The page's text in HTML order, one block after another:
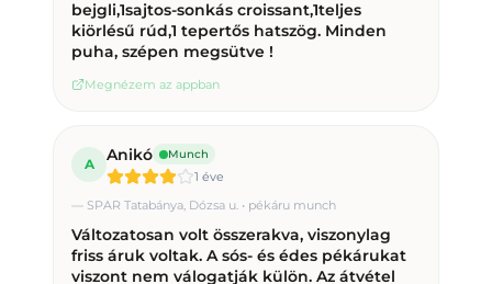
bejgli,1sajtos-sonkás croissant,1teljes
kiörlésű rúd,1 tepertős hatszög. Minden
puha, szépen megsütve !
Megnézem az appban
A Anikó Munch
1 éve
— SPAR Tatabánya, Dózsa u. • pékáru munch
Változatosan volt összerakva, viszonylag
friss áruk voltak. A sós- és édes pékárukat
viszont nem válogatják külön. Az átvétel